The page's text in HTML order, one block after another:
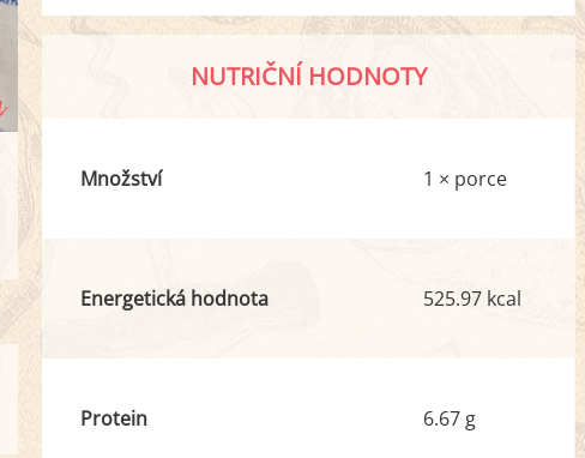
NUTRIČNÍ HODNOTY
Množství 1 × porce
Energetická hodnota 525.97 kcal
Protein 6.67 g